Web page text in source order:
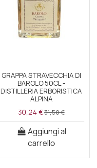
GRAPPA STRAVECCHIA DI
BAROLO 50CL -
DISTILLERIA ERBORISTICA
ALPINA
30,24 €31,50 €
Aggiungi al
carrello